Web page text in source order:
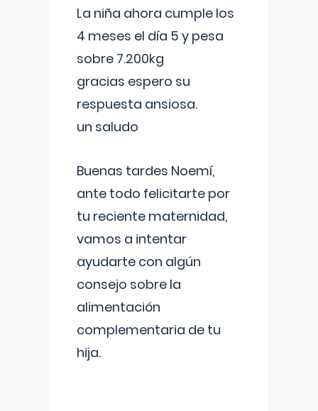
La niña ahora cumple los
4 meses el día 5 y pesa
sobre 7.200kg
gracias espero su
respuesta ansiosa.
un saludo
Buenas tardes Noemí,
ante todo felicitarte por
tu reciente maternidad,
vamos a intentar
ayudarte con algún
consejo sobre la
alimentación
complementaria de tu
hija.